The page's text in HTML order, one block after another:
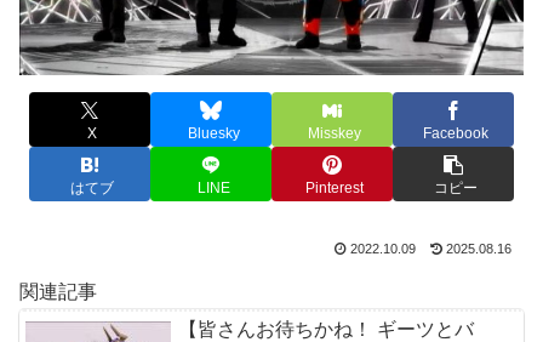
X Bluesky Misskey Facebook
はてブ LINE Pinterest コピー
2022.10.09 2025.08.16
関連記事
【皆さんお待ちかね！ ギーツとバ